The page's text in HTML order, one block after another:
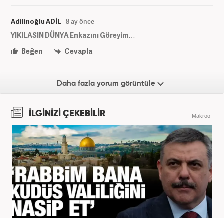
Adilinoğlu ADİL 8 ay önce
YIKILASIN DÜNYA Enkazını Göreyim…
Beğen
Cevapla
Daha fazla yorum görüntüle
İLGİNİZİ ÇEKEBİLİR Makroo